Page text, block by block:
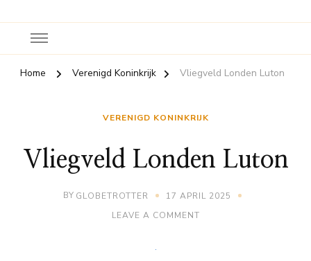
Home Verenigd Koninkrijk Vliegveld Londen Luton
VERENIGD KONINKRIJK
Vliegveld Londen Luton
BY GLOBETROTTER
17 APRIL 2025
LEAVE A COMMENTON